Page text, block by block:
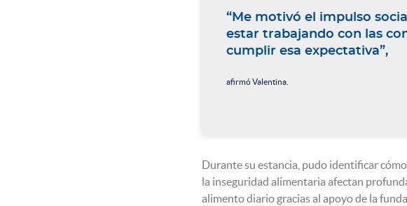
“Me motivó el impulso
estar trabajando con las
cumplir esa expectativa”,
afirmó Valentina.
Durante su estancia, pudo identificar
la inseguridad alimentaria afectan
alimento diario gracias al apoyo de la